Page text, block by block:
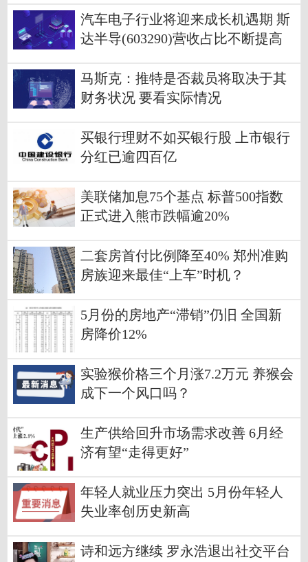
汽车电子行业将迎来成长机遇期 斯
达半导(603290)营收占比不断提高
马斯克：推特是否裁员将取决于其
财务状况 要看实际情况
买银行理财不如买银行股 上市银行
分红已逾四百亿
美联储加息75个基点 标普500指数
正式进入熊市跌幅逾20%
二套房首付比例降至40% 郑州准购
房族迎来最佳“上车”时机？
5月份的房地产“滞销”仍旧 全国新
房降价12%
实验猴价格三个月涨7.2万元 养猴会
成下一个风口吗？
生产供给回升市场需求改善 6月经
济有望“走得更好”
年轻人就业压力突出 5月份年轻人
失业率创历史新高
诗和远方继续 罗永浩退出社交平台